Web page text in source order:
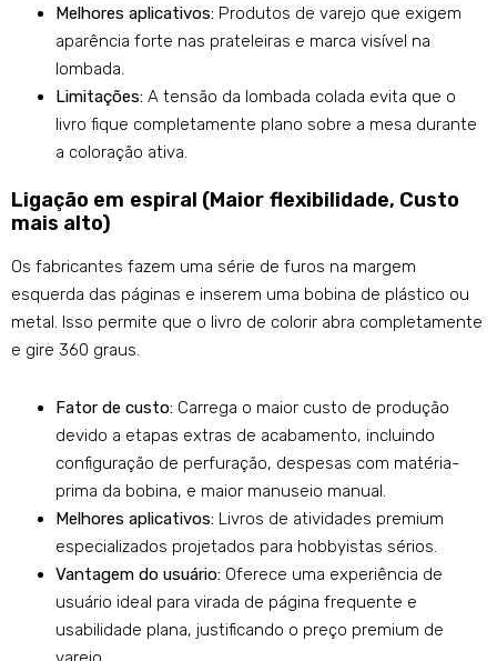
Melhores aplicativos: Produtos de varejo que exigem
aparência forte nas prateleiras e marca visível na
lombada.
Limitações: A tensão da lombada colada evita que o
livro fique completamente plano sobre a mesa durante
a coloração ativa.
Ligação em espiral (Maior flexibilidade, Custo
mais alto)
Os fabricantes fazem uma série de furos na margem
esquerda das páginas e inserem uma bobina de plástico ou
metal. Isso permite que o livro de colorir abra completamente
e gire 360 graus.
Fator de custo: Carrega o maior custo de produção
devido a etapas extras de acabamento, incluindo
configuração de perfuração, despesas com matéria-
prima da bobina, e maior manuseio manual.
Melhores aplicativos: Livros de atividades premium
especializados projetados para hobbyistas sérios.
Vantagem do usuário: Oferece uma experiência de
usuário ideal para virada de página frequente e
usabilidade plana, justificando o preço premium de